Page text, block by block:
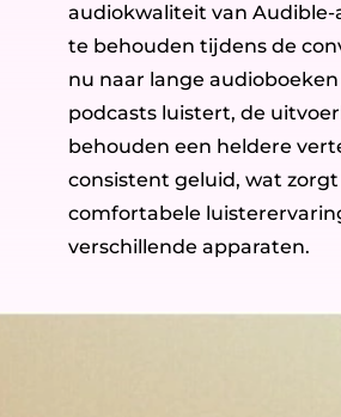
audiokwaliteit van Audible-
te behouden tijdens de
nu naar lange
podcasts luistert, de
behouden een heldere
consistent geluid, wat zorgt
comfortabele
verschillende apparaten.